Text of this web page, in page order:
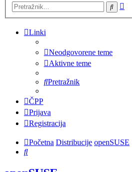
Linki
Neodgovorene teme
Aktivne teme
Pretražnik
ČPP
Prijava
Registracija
Početna Distribucije openSUSE
Pretražnik